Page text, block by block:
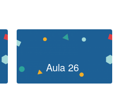
Aula 26